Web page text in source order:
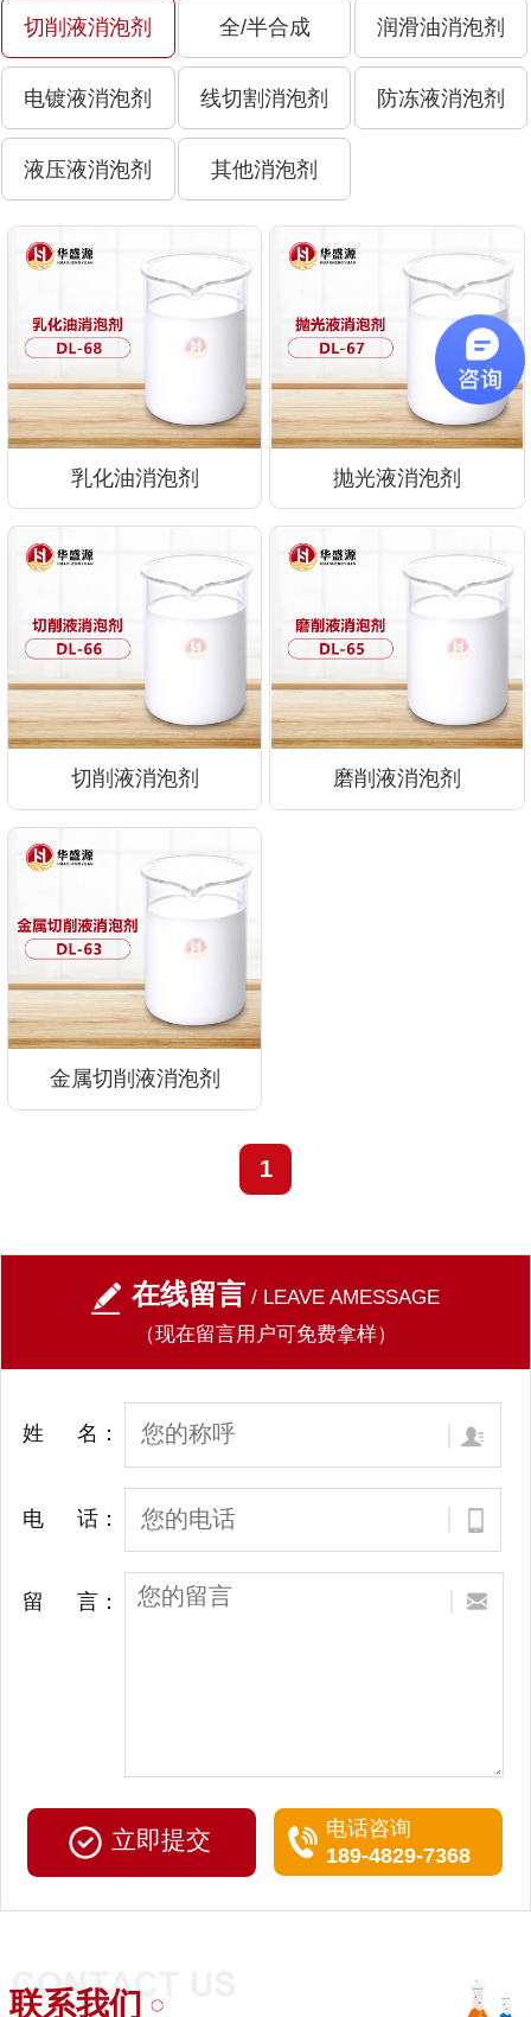
切削液消泡剂 全/半合成 润滑油消泡剂
电镀液消泡剂 线切割消泡剂 防冻液消泡剂
液压液消泡剂 其他消泡剂
乳化油消泡剂 抛光液消泡剂
切削液消泡剂 磨削液消泡剂
金属切削液消泡剂
1
在线留言 / LEAVE AMESSAGE
（现在留言用户可免费拿样）
姓 名：
电 话：
留 言：
电话咨询
189-4829-7368
联系我们